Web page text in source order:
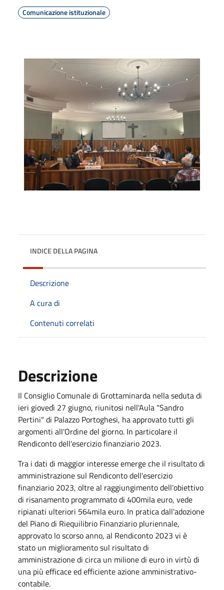
Comunicazione istituzionale
INDICE DELLA PAGINA
Descrizione
A cura di
Contenuti correlati
Descrizione
Il Consiglio Comunale di Grottaminarda nella seduta di
ieri giovedì 27 giugno, riunitosi nell'Aula "Sandro
Pertini" di Palazzo Portoghesi, ha approvato tutti gli
argomenti all'Ordine del giorno. In particolare il
Rendiconto dell'esercizio finanziario 2023.
Tra i dati di maggior interesse emerge che il risultato di
amministrazione sul Rendiconto dell'esercizio
finanziario 2023, oltre al raggiungimento dell'obiettivo
di risanamento programmato di 400mila euro, vede
ripianati ulteriori 564mila euro. In pratica dall'adozione
del Piano di Riequilibrio Finanziario pluriennale,
approvato lo scorso anno, al Rendiconto 2023 vi è
stato un miglioramento sul risultato di
amministrazione di circa un milione di euro in virtù di
una più efficace ed efficiente azione amministrativo-
contabile.